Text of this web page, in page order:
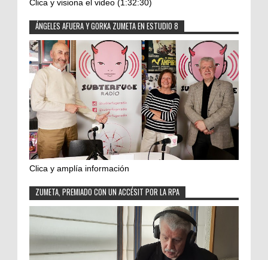
Clica y visiona el video (1:32:30)
ÁNGELES AFUERA Y GORKA ZUMETA EN ESTUDIO 8
Clica y amplía información
ZUMETA, PREMIADO CON UN ACCÉSIT POR LA RPA